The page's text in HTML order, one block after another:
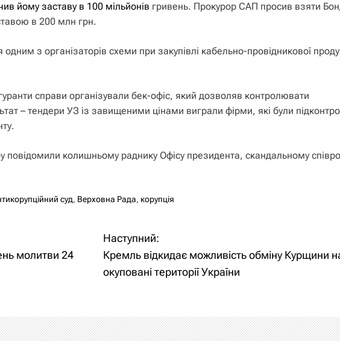
йому заставу в 100 мільйонів гривень. Прокурор САП просив взяти
в 200 млн грн.
з організаторів схеми при закупівлі кабельно-провідникової
справи організували бек-офіс, який дозволяв контролювати
– тендери УЗ із завищеними цінами виграли фірми, які були
повідомили колишньому раднику Офісу президента, скандальному
суд, Верховна Рада, корупція
молитви 24
Наступний:
Кремль відкидає можливість обміну Курщини
окуповані території України